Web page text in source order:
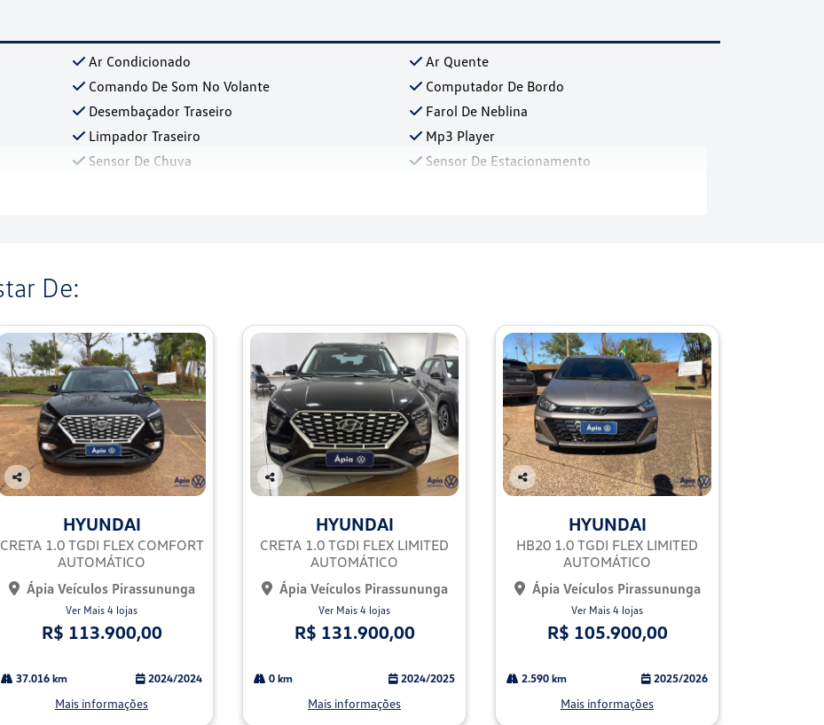
Ar Condicionado
Ar Quente
Comando De Som No Volante
Computador De Bordo
Desembaçador Traseiro
Farol De Neblina
Limpador Traseiro
Mp3 Player
Sensor De Chuva
Sensor De Estacionamento
De:
Co
lhe
HYUNDAI
CRETA 1.0 TGDI FLEX COMFORT
AUTOMÁTICO
Ápia Veículos Pirassununga
Ver Mais 4 lojas
R$ 113.900,00
37.016 km 2024/2024
Mais informações
Co
lhe
HYUNDAI
CRETA 1.0 TGDI FLEX LIMITED
AUTOMÁTICO
Ápia Veículos Pirassununga
Ver Mais 4 lojas
R$ 131.900,00
0 km 2024/2025
Mais informações
Co
lhe
HYUNDAI
HB20 1.0 TGDI FLEX LIMITED
AUTOMÁTICO
Ápia Veículos Pirassununga
Ver Mais 4 lojas
R$ 105.900,00
2.590 km 2025/2026
Mais informações